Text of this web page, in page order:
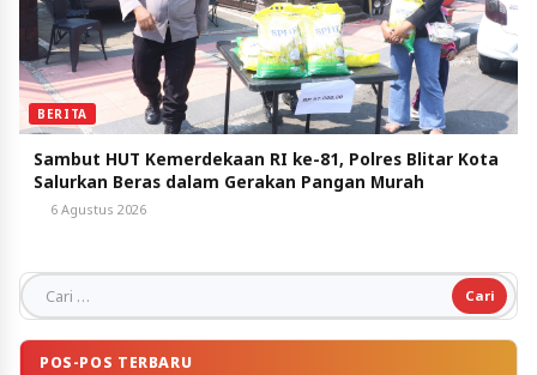
BERITA
Sambut HUT Kemerdekaan RI ke-81, Polres Blitar Kota
Salurkan Beras dalam Gerakan Pangan Murah
6 Agustus 2026
Cari untuk:
POS-POS TERBARU